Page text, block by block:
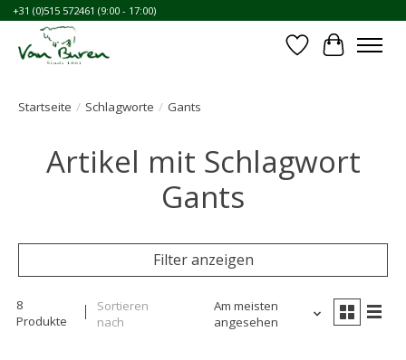
+31 (0)515 572461 (9:00 - 17:00)
Wunschzettel
Ihr
Startseite / Schlagworte / Gants
Artikel mit Schlagwort
Gants
Filter anzeigen
8
Produkte
Sortieren
nach
Am meisten
angesehen